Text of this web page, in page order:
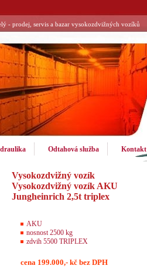
- prodej, servis a bazar vysokozdvižných vozíků
Odtahová služba Kontakt
Vysokozdvižný vozík
Vysokozdvižný vozík AKU
Jungheinrich 2,5t triplex
AKU
nosnost 2500 kg
zdvih 5500 TRIPLEX
cena 199.000,- kč bez DPH